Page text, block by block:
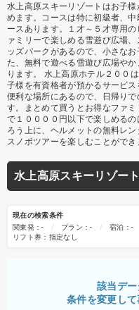
水上高原スキーリゾートはお子
めます。コースは特に初級者、
ースあります。１才～５才専用
ァミリーで楽しめる雪遊び広場
ッズパークがあるので、小さな
た、無料で遊べる雪遊び広場や
ります。 水上高原ホテル２００
子様を有資格者が預かるサービ
便利な場所にあるので、日帰り
す。まとめて買うとお得なファ
で１００００円以下で楽しめる
ろう上に、ヘルメットの無料レ
スノボツアーを楽しむことができ
水上高原スキーリゾー
現在の検索条件
関東発：-
プラン：- 宿泊：-
リフト券：指定なし
該当デー
条件を変更して